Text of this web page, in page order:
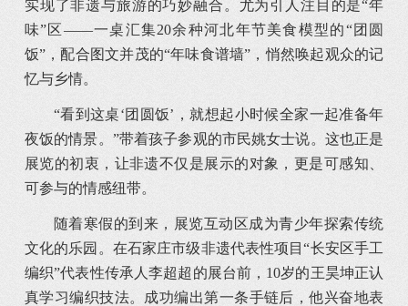
实现了非遗与旅游的巧妙融合。尤为引人注目的是“年
味”区——一桌汇集20余种河北年节美食模型的“团圆
饭”，配合图文并茂的“年味食谱墙”，悄然唤起观众的记
忆与乡情。
“看到这桌‘团圆饭’，就想起小时候全家一起准备年
夜饭的情景。”带着孩子参观的市民姚女士说。这也正是
展览的初衷，让非遗不仅是展示的对象，更是可感知、
可参与的情感纽带。
随着寒假的到来，展览互动区成为青少年探索传统
文化的乐园。在石家庄市级非遗代表性项目“长安区手工
编织”代表性传承人李超超的展台前，10岁的王昊坤正认
真学习编织技法。成功编出第一条手链后，他兴奋地表